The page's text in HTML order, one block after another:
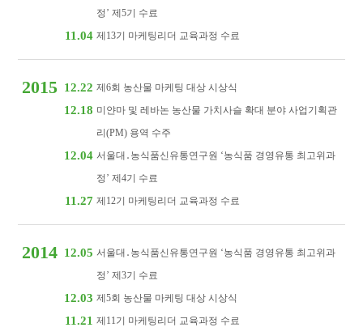
정’ 제5기 수료
11.04 제13기 마케팅리더 교육과정 수료
2015 12.22 제6회 농산물 마케팅 대상 시상식
12.18 미얀마 및 레바논 농산물 가치사슬 확대 분야 사업기획관
리(PM) 용역 수주
12.04 서울대․농식품신유통연구원 ‘농식품 경영유통 최고위과
정’ 제4기 수료
11.27 제12기 마케팅리더 교육과정 수료
2014 12.05 서울대․농식품신유통연구원 ‘농식품 경영유통 최고위과
정’ 제3기 수료
12.03 제5회 농산물 마케팅 대상 시상식
11.21 제11기 마케팅리더 교육과정 수료